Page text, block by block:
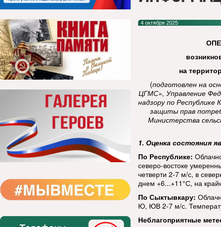
4 октября 2025
на
(подготовлен на
ЦГМС», Управление
надзору по Республике
защиты прав
Министерства
1. Оценка состояния
По Республике:
северо-востоке
четверти 2-7 м/с, в
днем +6...+11°С, на
По Сыктывкару:
Ю, ЮВ 2-7 м/с.
Неблагоприятные